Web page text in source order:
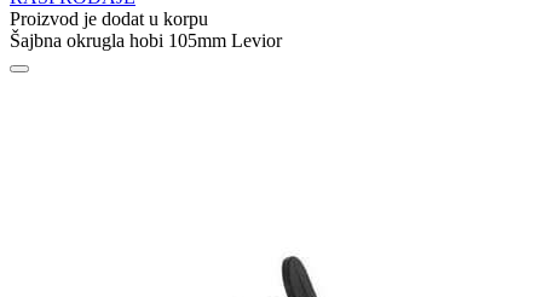
Proizvod je dodat u korpu
Šajbna okrugla hobi 105mm Levior